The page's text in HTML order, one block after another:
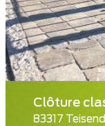
Clôture
83317